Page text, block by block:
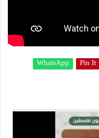
Pin It
WhatsApp